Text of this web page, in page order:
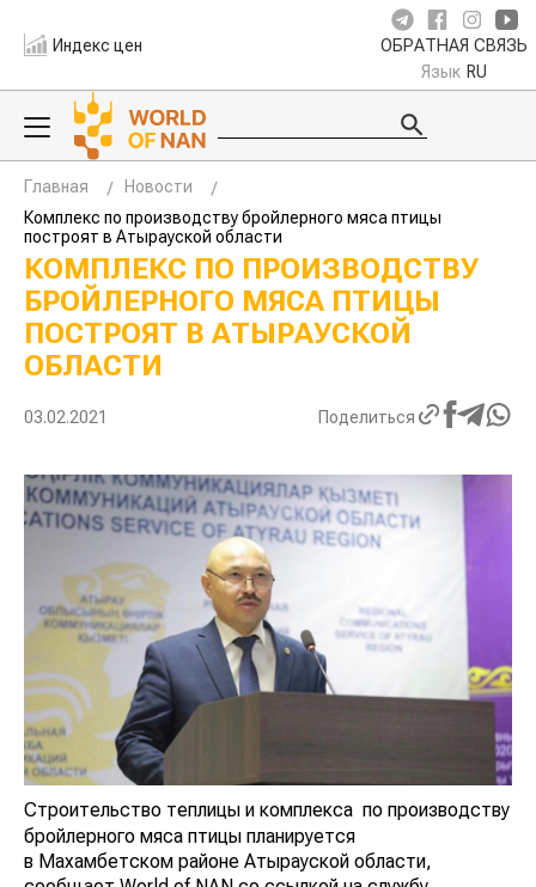
Индекс цен ОБРАТНАЯ СВЯЗЬ
Язык RU
Главная
Новости
Комплекс по производству бройлерного мяса птицы
построят в Атырауской области
КОМПЛЕКС ПО ПРОИЗВОДСТВУ
БРОЙЛЕРНОГО МЯСА ПТИЦЫ
ПОСТРОЯТ В АТЫРАУСКОЙ
ОБЛАСТИ
03.02.2021 Поделиться
Строительство теплицы и комплекса по производству
бройлерного мяса птицы планируется
в Махамбетском районе Атырауской области,